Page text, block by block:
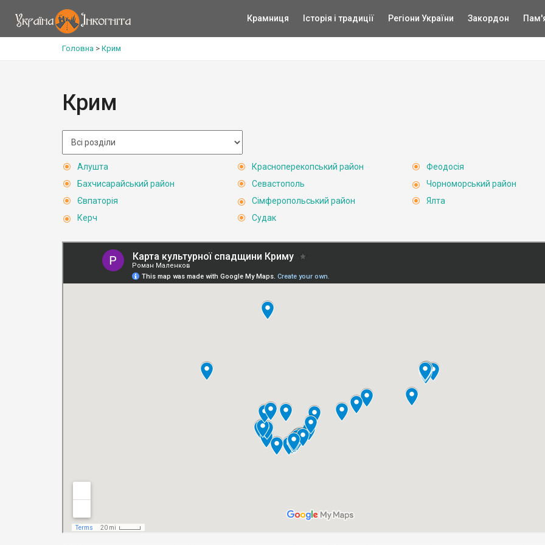
Крамниця Історія і традиції Регіони України Закордон
Головна > Крим
Крим
Алушта
Бахчисарайський район
Євпаторія
Керч
Красноперекопський район
Севастополь
Сімферопольський район
Судак
Феодосія
Чорноморський район
Ялта